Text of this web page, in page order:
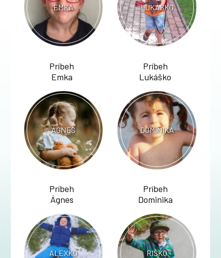
EMKA
Príbeh
Emka
LUKÁŠKO
Príbeh
Lukáško
ÁGNES
Príbeh
Ágnes
DOMINIKA
Príbeh
Dominika
ALEXKO RIŠKO